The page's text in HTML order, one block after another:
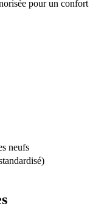
pour un confort
neufs